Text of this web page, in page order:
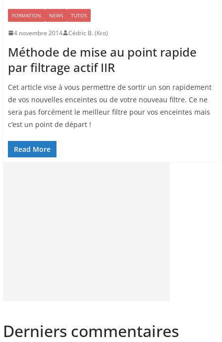
FORMATION NEWS TUTOS
4 novembre 2014 Cédric B. (Kro)
Méthode de mise au point rapide
par filtrage actif IIR
Cet article vise à vous permettre de sortir un son rapidement
de vos nouvelles enceintes ou de votre nouveau filtre. Ce ne
sera pas forcément le meilleur filtre pour vos enceintes mais
c’est un point de départ !
Read More
Derniers commentaires